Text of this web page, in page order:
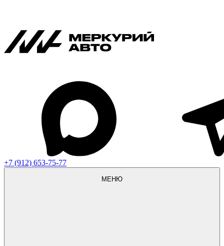
+7 (912) 653-75-77
МЕНЮ